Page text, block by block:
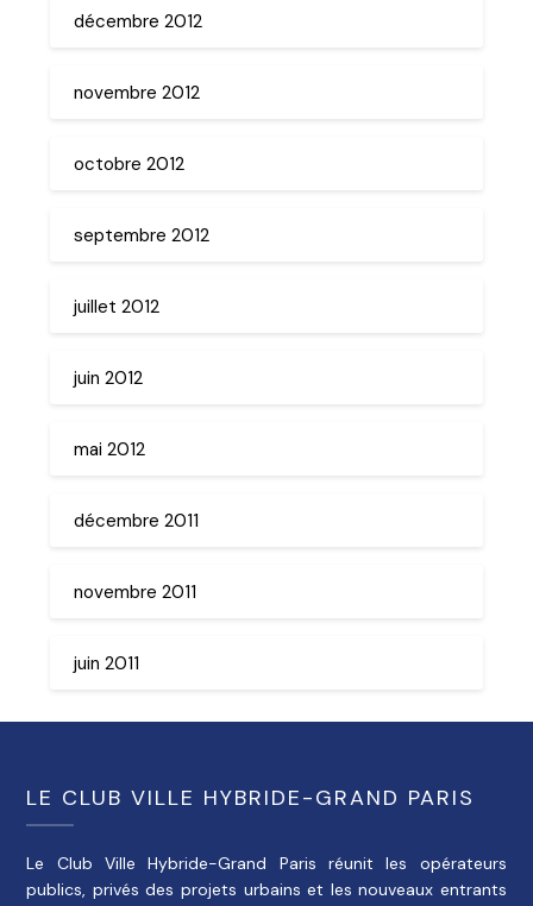
décembre 2012
novembre 2012
octobre 2012
septembre 2012
juillet 2012
juin 2012
mai 2012
décembre 2011
novembre 2011
juin 2011
LE CLUB VILLE HYBRIDE-GRAND PARIS
Le Club Ville Hybride-Grand Paris réunit les opérateurs
publics, privés des projets urbains et les nouveaux entrants